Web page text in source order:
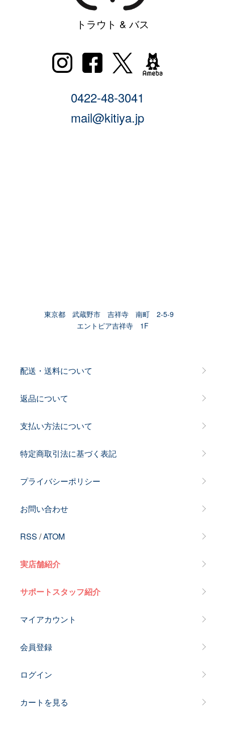
トラウト & バス
0422-48-3041
mail@kitiya.jp
東京都 武蔵野市 吉祥寺 南町 2-5-9
エントピア吉祥寺 1F
配送・送料について
返品について
支払い方法について
特定商取引法に基づく表記
プライバシーポリシー
お問い合わせ
RSS /ATOM
実店舗紹介
サポートスタッフ紹介
マイアカウント
会員登録
ログイン
カートを見る